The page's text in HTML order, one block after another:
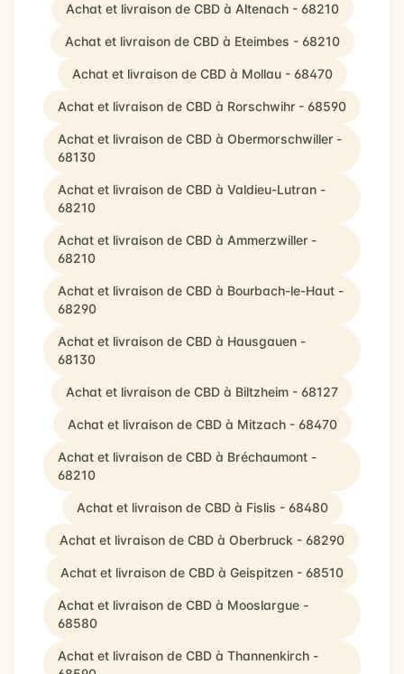
Achat et livraison de CBD à Altenach - 68210
Achat et livraison de CBD à Eteimbes - 68210
Achat et livraison de CBD à Mollau - 68470
Achat et livraison de CBD à Rorschwihr - 68590
Achat et livraison de CBD à Obermorschwiller -
68130
Achat et livraison de CBD à Valdieu-Lutran -
68210
Achat et livraison de CBD à Ammerzwiller -
68210
Achat et livraison de CBD à Bourbach-le-Haut -
68290
Achat et livraison de CBD à Hausgauen -
68130
Achat et livraison de CBD à Biltzheim - 68127
Achat et livraison de CBD à Mitzach - 68470
Achat et livraison de CBD à Bréchaumont -
68210
Achat et livraison de CBD à Fislis - 68480
Achat et livraison de CBD à Oberbruck - 68290
Achat et livraison de CBD à Geispitzen - 68510
Achat et livraison de CBD à Mooslargue -
68580
Achat et livraison de CBD à Thannenkirch -